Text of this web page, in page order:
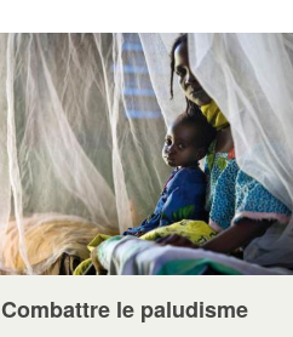
Combattre le paludisme